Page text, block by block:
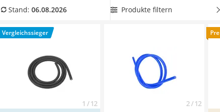
Alkoholtester
Diesel-Additiv
Wagenheber
anderen Verkehrsteilnehmern helfen zu können. Überzeugt
Zündungskabel
Stand: 06.08.2026 Produkte filtern
Vergleichssieger
1 / 12 2 / 12